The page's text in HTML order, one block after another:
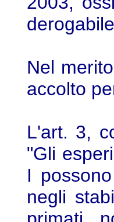
Nel
accolto
L'art. 3,
"Gli
I
negli